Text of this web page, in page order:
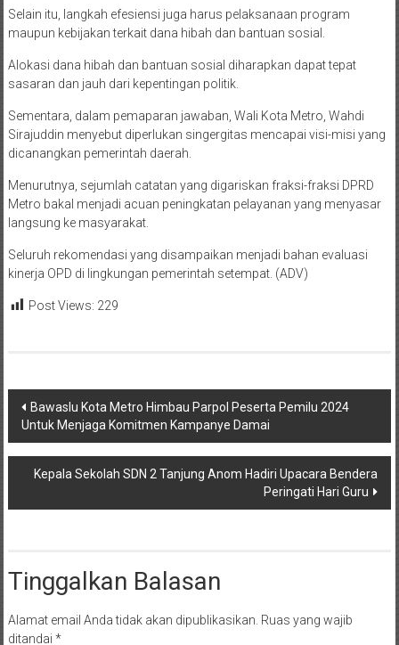
Selain itu, langkah efesiensi juga harus pelaksanaan program
maupun kebijakan terkait dana hibah dan bantuan sosial.
Alokasi dana hibah dan bantuan sosial diharapkan dapat tepat
sasaran dan jauh dari kepentingan politik.
Sementara, dalam pemaparan jawaban, Wali Kota Metro, Wahdi
Sirajuddin menyebut diperlukan singergitas mencapai visi-misi yang
dicanangkan pemerintah daerah.
Menurutnya, sejumlah catatan yang digariskan fraksi-fraksi DPRD
Metro bakal menjadi acuan peningkatan pelayanan yang menyasar
langsung ke masyarakat.
Seluruh rekomendasi yang disampaikan menjadi bahan evaluasi
kinerja OPD di lingkungan pemerintah setempat. (ADV)
Post Views: 229
Navigasi
pos
Bawaslu Kota Metro Himbau Parpol Peserta Pemilu 2024
Untuk Menjaga Komitmen Kampanye Damai
Kepala Sekolah SDN 2 Tanjung Anom Hadiri Upacara Bendera
Peringati Hari Guru
Tinggalkan Balasan
Alamat email Anda tidak akan dipublikasikan. Ruas yang wajib
ditandai *